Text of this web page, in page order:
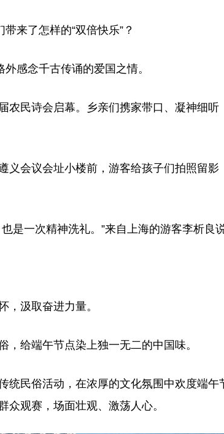
来了怎样的“双倍快乐”？
感念千古传诵的爱国之情。
民诗会启幕。乡亲们携家带口、凝神细听
会议会址小楼前，游客给孩子们拍照留影
一次精神洗礼。”来自上海的游客李析良
汲取奋进力量。
给端午节点染上独一无二的中国味。
民俗活动，在浓厚的文化氛围中欢度端午
观赛，场面壮观、激荡人心。